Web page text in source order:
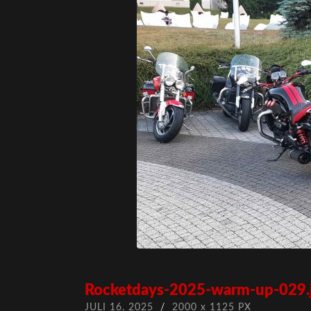
Rocketdays-2025-warm-up-
JULI 16, 2025 / 2000 x 1125 PX